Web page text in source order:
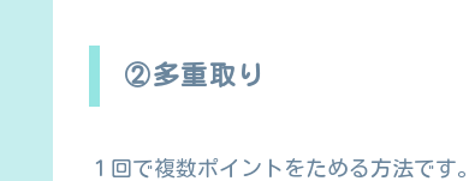
②多重取り
１回で複数ポイントをためる方法です。